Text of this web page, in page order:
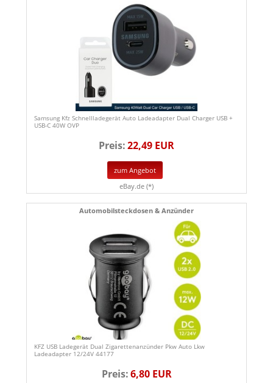
Samsung Kfz Schnellladegerät Auto Ladeadapter Dual Charger USB +
USB-C 40W OVP
Preis:22,49 EUR
zum Angebot
eBay.de (*)
Automobilsteckdosen & Anzünder
KFZ USB Ladegerät Dual Zigarettenanzünder Pkw Auto Lkw
Ladeadapter 12/24V 44177
Preis:6,80 EUR